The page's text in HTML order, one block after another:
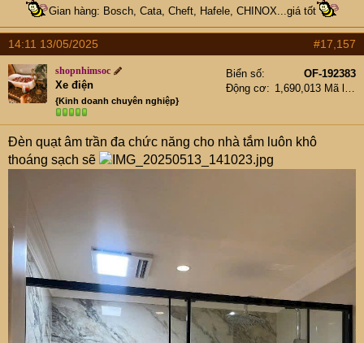
Gian hàng: Bosch, Cata, Cheft, Hafele, CHINOX...giá tốt
14:11 13/05/2025 #17,157
shopnhimsoc
Xe điện
{Kinh doanh chuyên nghiệp}
Biển số
OF-192383
Động cơ
1,690,013 Mã lực
Đèn quạt âm trần đa chức năng cho nhà tắm luôn khô
thoáng sạch sẽ